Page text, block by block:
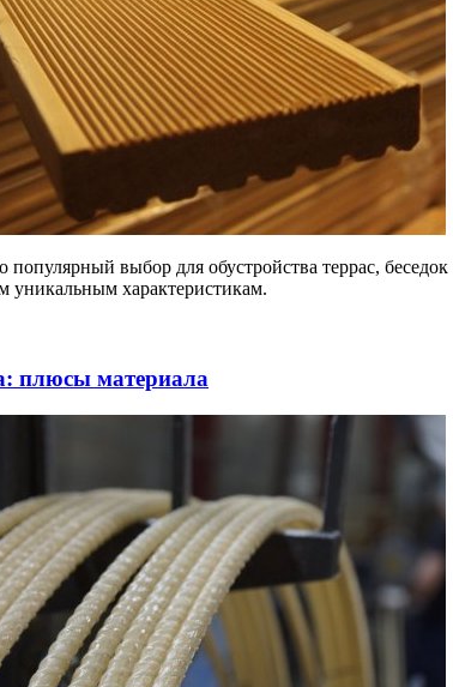
популярный выбор для обустройства террас,
уникальным характеристикам.
плюсы материала